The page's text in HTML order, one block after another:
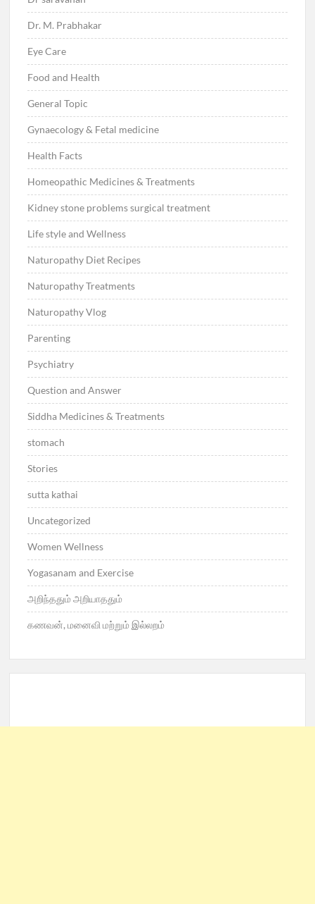
Dr. M. Prabhakar
Eye Care
Food and Health
General Topic
Gynaecology & Fetal medicine
Health Facts
Homeopathic Medicines & Treatments
Kidney stone problems surgical treatment
Life style and Wellness
Naturopathy Diet Recipes
Naturopathy Treatments
Naturopathy Vlog
Parenting
Psychiatry
Question and Answer
Siddha Medicines & Treatments
stomach
Stories
sutta kathai
Uncategorized
Women Wellness
Yogasanam and Exercise
அறிந்ததும் அறியாததும்
கணவன், மனைவி மற்றும் இல்லறம்